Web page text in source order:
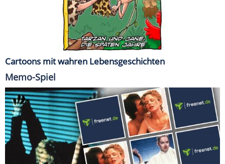
Cartoons mit wahren Lebensgeschichten
Memo-Spiel